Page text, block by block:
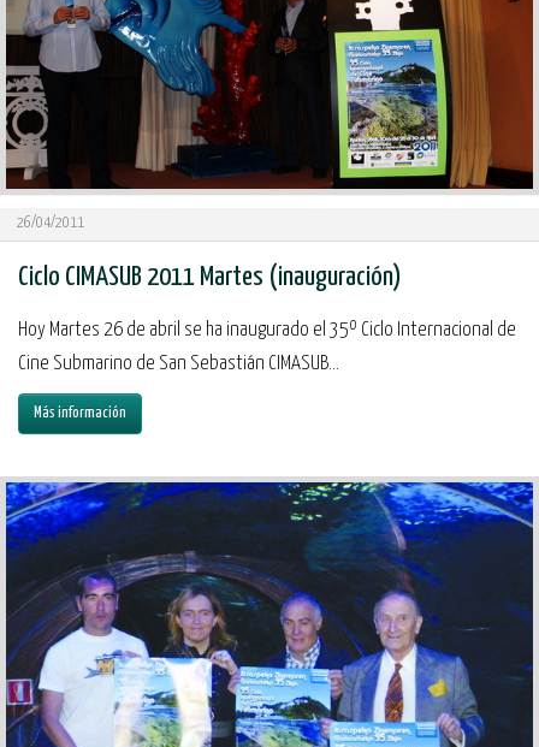
26/04/2011
Ciclo CIMASUB 2011 Martes (inauguración)
Hoy Martes 26 de abril se ha inaugurado el 35º Ciclo Internacional de
Cine Submarino de San Sebastián CIMASUB...
Más información